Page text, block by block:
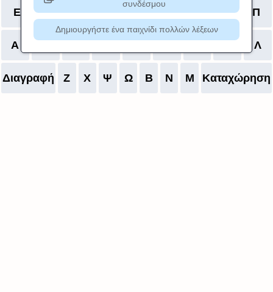
Ε Ρ Τ Υ Θ Ι Ο Π
Α Σ Δ Φ Γ Η Ξ Κ Λ
Διαγραφή Ζ Χ Ψ Ω Β Ν Μ Καταχώρηση
συνδέσμου
Δημιουργήστε ένα παιχνίδι πολλών λέξεων